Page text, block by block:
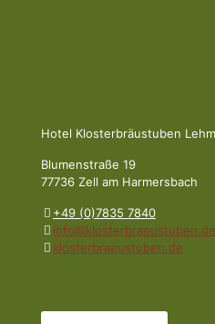
Hotel Klosterbräustuben
Blumenstraße 19
77736 Zell am Harmersbach
+49 (0)7835 7840
info@klosterbraeustuben.de
klosterbraeustuben.de